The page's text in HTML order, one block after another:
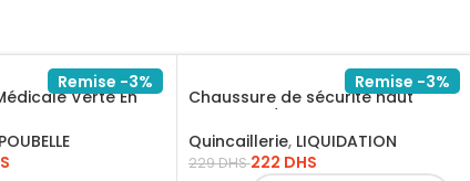
Remise -3%
Verte En
POUBELLE
Remise -3%
Chaussure de sécurité haut
Quincaillerie, LIQUIDATION
229DHS222 DHS